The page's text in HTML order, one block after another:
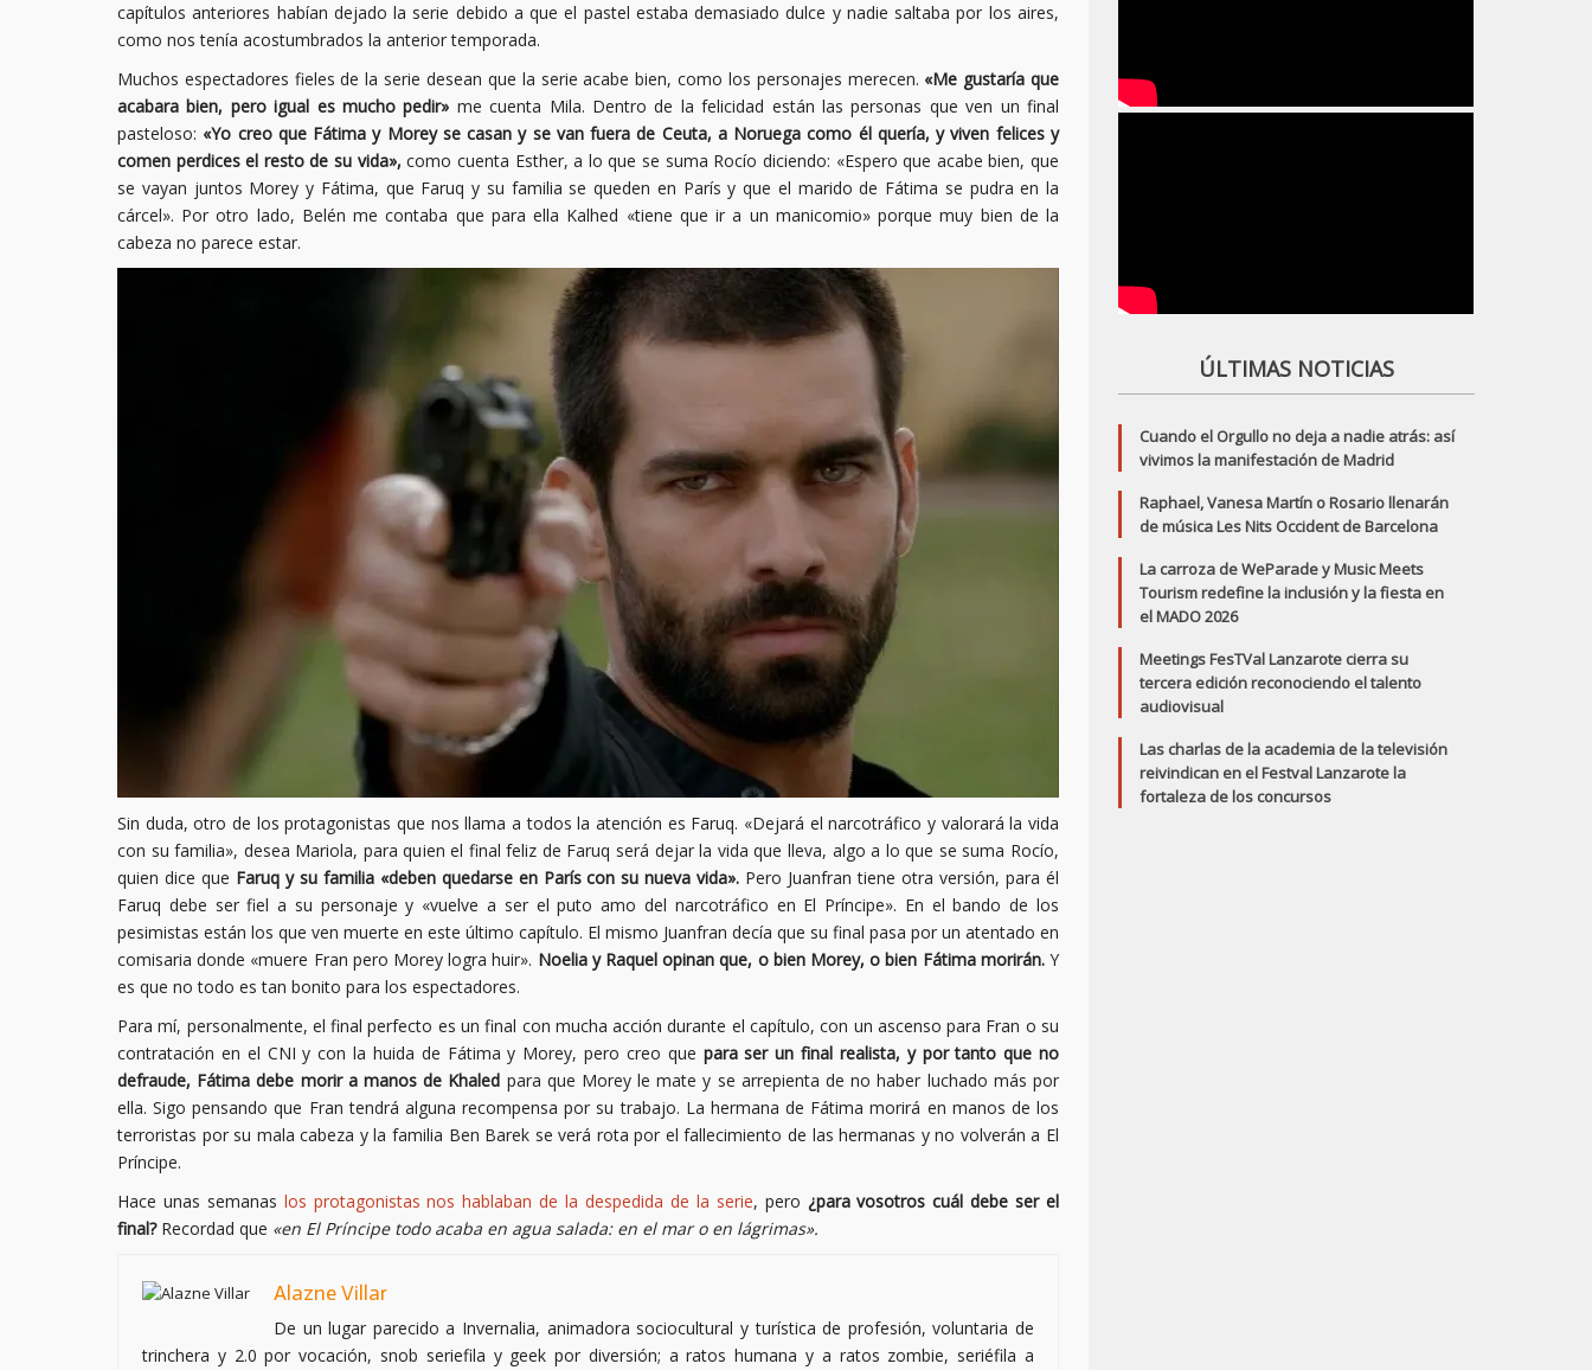
capítulos anteriores habían dejado la serie debido a que el pastel estaba demasiado dulce y nadie saltaba por los aires,
como nos tenía acostumbrados la anterior temporada.
Muchos espectadores fieles de la serie desean que la serie acabe bien, como los personajes merecen. «Me gustaría que
acabara bien, pero igual es mucho pedir» me cuenta Mila. Dentro de la felicidad están las personas que ven un final
pasteloso: «Yo creo que Fátima y Morey se casan y se van fuera de Ceuta, a Noruega como él quería, y viven felices y
comen perdices el resto de su vida», como cuenta Esther, a lo que se suma Rocío diciendo: «Espero que acabe bien, que
se vayan juntos Morey y Fátima, que Faruq y su familia se queden en París y que el marido de Fátima se pudra en la
cárcel». Por otro lado, Belén me contaba que para ella Kalhed «tiene que ir a un manicomio» porque muy bien de la
cabeza no parece estar.
Sin duda, otro de los protagonistas que nos llama a todos la atención es Faruq. «Dejará el narcotráfico y valorará la vida
con su familia», desea Mariola, para quien el final feliz de Faruq será dejar la vida que lleva, algo a lo que se suma Rocío,
quien dice que Faruq y su familia «deben quedarse en París con su nueva vida». Pero Juanfran tiene otra versión, para él
Faruq debe ser fiel a su personaje y «vuelve a ser el puto amo del narcotráfico en El Príncipe». En el bando de los
pesimistas están los que ven muerte en este último capítulo. El mismo Juanfran decía que su final pasa por un atentado en
comisaria donde «muere Fran pero Morey logra huir». Noelia y Raquel opinan que, o bien Morey, o bien Fátima morirán.Y
es que no todo es tan bonito para los espectadores.
Para mí, personalmente, el final perfecto es un final con mucha acción durante el capítulo, con un ascenso para Fran o su
contratación en el CNI y con la huida de Fátima y Morey, pero creo que para ser un final realista, y por tanto que no
defraude, Fátima debe morir a manos de Khaled para que Morey le mate y se arrepienta de no haber luchado más por
ella. Sigo pensando que Fran tendrá alguna recompensa por su trabajo. La hermana de Fátima morirá en manos de los
terroristas por su mala cabeza y la familia Ben Barek se verá rota por el fallecimiento de las hermanas y no volverán a El
Príncipe.
Hace unas semanas los protagonistas nos hablaban de la despedida de la serie, pero ¿para vosotros cuál debe ser el
final?Recordad que «en El Príncipe todo acaba en agua salada: en el mar o en lágrimas».
Alazne Villar
De un lugar parecido a Invernalia, animadora sociocultural y turística de profesión, voluntaria de
trinchera y 2.0 por vocación, snob seriefila y geek por diversión; a ratos humana y a ratos zombie, seriéfila a
ÚLTIMAS NOTICIAS
Cuando el Orgullo no deja a nadie atrás: así
vivimos la manifestación de Madrid
Raphael, Vanesa Martín o Rosario llenarán
de música Les Nits Occident de Barcelona
La carroza de WeParade y Music Meets
Tourism redefine la inclusión y la fiesta en
el MADO 2026
Meetings FesTVal Lanzarote cierra su
tercera edición reconociendo el talento
audiovisual
Las charlas de la academia de la televisión
reivindican en el Festval Lanzarote la
fortaleza de los concursos